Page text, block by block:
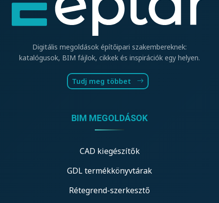
Digitális megoldások építőipari szakembereknek:
katalógusok, BIM fájlok, cikkek és inspirációk egy helyen.
Tudj meg többet
BIM MEGOLDÁSOK
CAD kiegészítők
GDL termékkönyvtárak
Rétegrend-szerkesztő